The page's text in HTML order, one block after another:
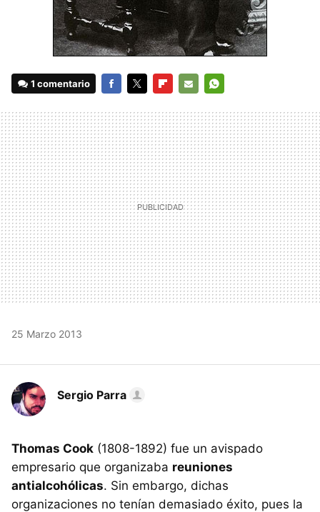
1 comentario
MAIL
25 Marzo 2013
Sergio Parra
Thomas Cook (1808-1892) fue un avispado
empresario que organizaba reuniones
antialcohólicas. Sin embargo, dichas
organizaciones no tenían demasiado éxito, pues la